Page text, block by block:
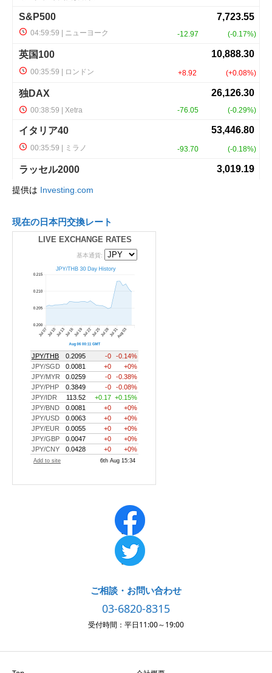
提供は Investing.com
現在の日本円交換レート
LIVE EXCHANGE RATES
ご相談・お問い合わせ
03-6820-8315
受付時間：平日11:00～19:00